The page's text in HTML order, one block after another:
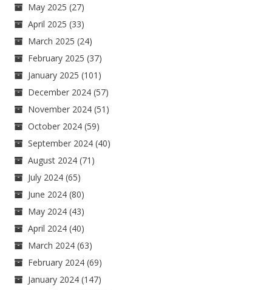
May 2025 (27)
April 2025 (33)
March 2025 (24)
February 2025 (37)
January 2025 (101)
December 2024 (57)
November 2024 (51)
October 2024 (59)
September 2024 (40)
August 2024 (71)
July 2024 (65)
June 2024 (80)
May 2024 (43)
April 2024 (40)
March 2024 (63)
February 2024 (69)
January 2024 (147)